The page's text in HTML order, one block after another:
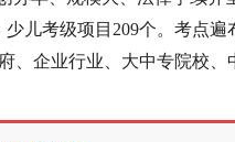
儿考级项目209个。考点遍
、企业行业、大中专院校、